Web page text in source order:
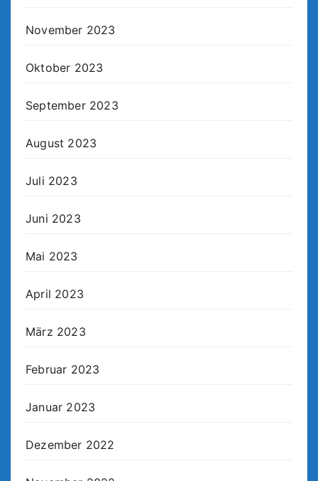
November 2023
Oktober 2023
September 2023
August 2023
Juli 2023
Juni 2023
Mai 2023
April 2023
März 2023
Februar 2023
Januar 2023
Dezember 2022